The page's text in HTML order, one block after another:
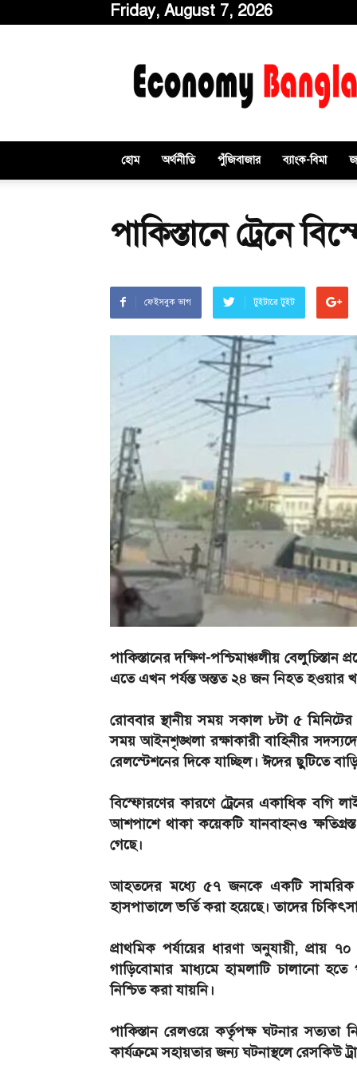
Friday, August 7, 2026
হোম অর্থনীতি পুঁজিবাজার ব্যাংক-বিমা
পাকিস্তানে ট্রেনে
ফেইসবুক ভাগ টুইটারে টুইট
পাকিস্তানের দক্ষিণ-পশ্চিমাঞ্চলীয়
এতে এখন পর্যন্ত অন্তত ২৪ জন নিহত
রোববার স্থানীয় সময় সকাল ৮টা ৫
সময় আইনশৃঙ্খলা রক্ষাকারী বাহিনীর
রেলস্টেশনের দিকে যাচ্ছিল। ঈদের ছুটিতে
বিস্ফোরণের কারণে ট্রেনের একাধিক বগি
আশপাশে থাকা কয়েকটি যানবাহনও
গেছে।
আহতদের মধ্যে ৫৭ জনকে একটি
হাসপাতালে ভর্তি করা হয়েছে। তাদের
প্রাথমিক পর্যায়ের ধারণা অনুযায়ী, প্রায়
গাড়িবোমার মাধ্যমে হামলাটি চালানো
নিশ্চিত করা যায়নি।
পাকিস্তান রেলওয়ে কর্তৃপক্ষ ঘটনার সত্যতা
কার্যক্রমে সহায়তার জন্য ঘটনাস্থলে রেসকিউ